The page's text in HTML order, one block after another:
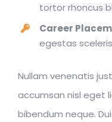
tortor rhoncus
Career
egestas
Nullam venenatis
accumsan nisl eget
bibendum neque.